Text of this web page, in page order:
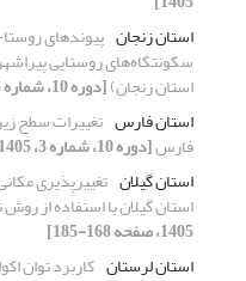
استان زنجان پیوندهای
سکونتگاه‌های روستایی
استان زنجان)[دوره 10، شماره 3، 1405]
استان فارس تغییرات سطح
فارس[دوره 10، شماره 3، 1405]
استان گیلان تغییرپذیری
استان گیلان با استفاده از
1405، صفحه 168-185]
استان لرستان کاربرد توان